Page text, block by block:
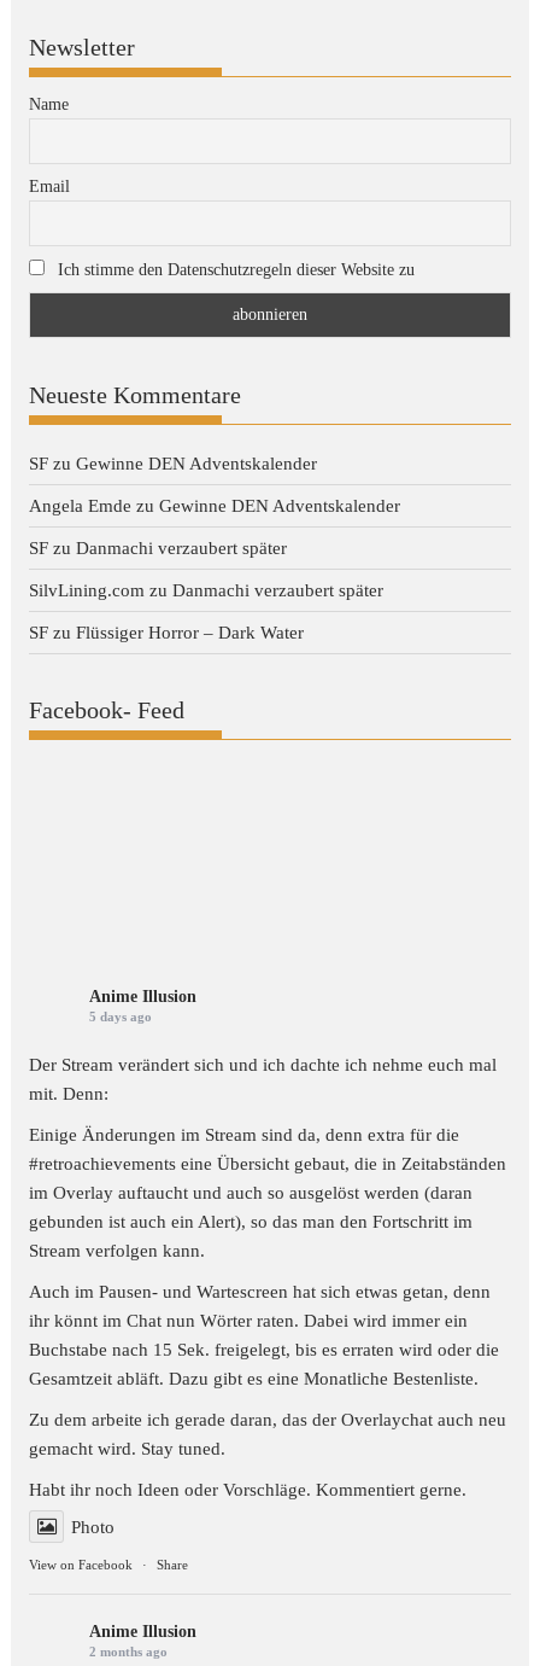
Newsletter
Name
Email
Ich stimme den Datenschutzregeln dieser Website zu
Neueste Kommentare
SF zuGewinne DEN Adventskalender
Angela Emde zuGewinne DEN Adventskalender
SF zuDanmachi verzaubert später
SilvLining.com zuDanmachi verzaubert später
SF zuFlüssiger Horror – Dark Water
Facebook- Feed
Anime Illusion
5 days ago
Der Stream verändert sich und ich dachte ich nehme euch mal
mit. Denn:
Einige Änderungen im Stream sind da, denn extra für die
#retroachievements eine Übersicht gebaut, die in Zeitabständen
im Overlay auftaucht und auch so ausgelöst werden (daran
gebunden ist auch ein Alert), so das man den Fortschritt im
Stream verfolgen kann.
Auch im Pausen- und Wartescreen hat sich etwas getan, denn
ihr könnt im Chat nun Wörter raten. Dabei wird immer ein
Buchstabe nach 15 Sek. freigelegt, bis es erraten wird oder die
Gesamtzeit abläft. Dazu gibt es eine Monatliche Bestenliste.
Zu dem arbeite ich gerade daran, das der Overlaychat auch neu
gemacht wird. Stay tuned.
Habt ihr noch Ideen oder Vorschläge. Kommentiert gerne.
Photo
View on Facebook · Share
Anime Illusion
2 months ago